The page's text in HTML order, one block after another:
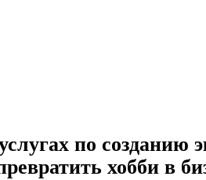
по созданию
хобби в